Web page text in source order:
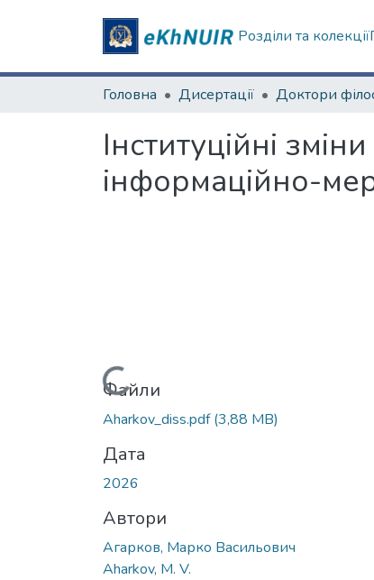
Розділи та колекції
Головна Дисертації Доктори
Інституційні
інформаційно-
Вантажиться...
Файли
Aharkov_diss.pdf(3,88 MB)
Дата
2026
Автори
Агарков, Марко Васильович
Aharkov, M. V.